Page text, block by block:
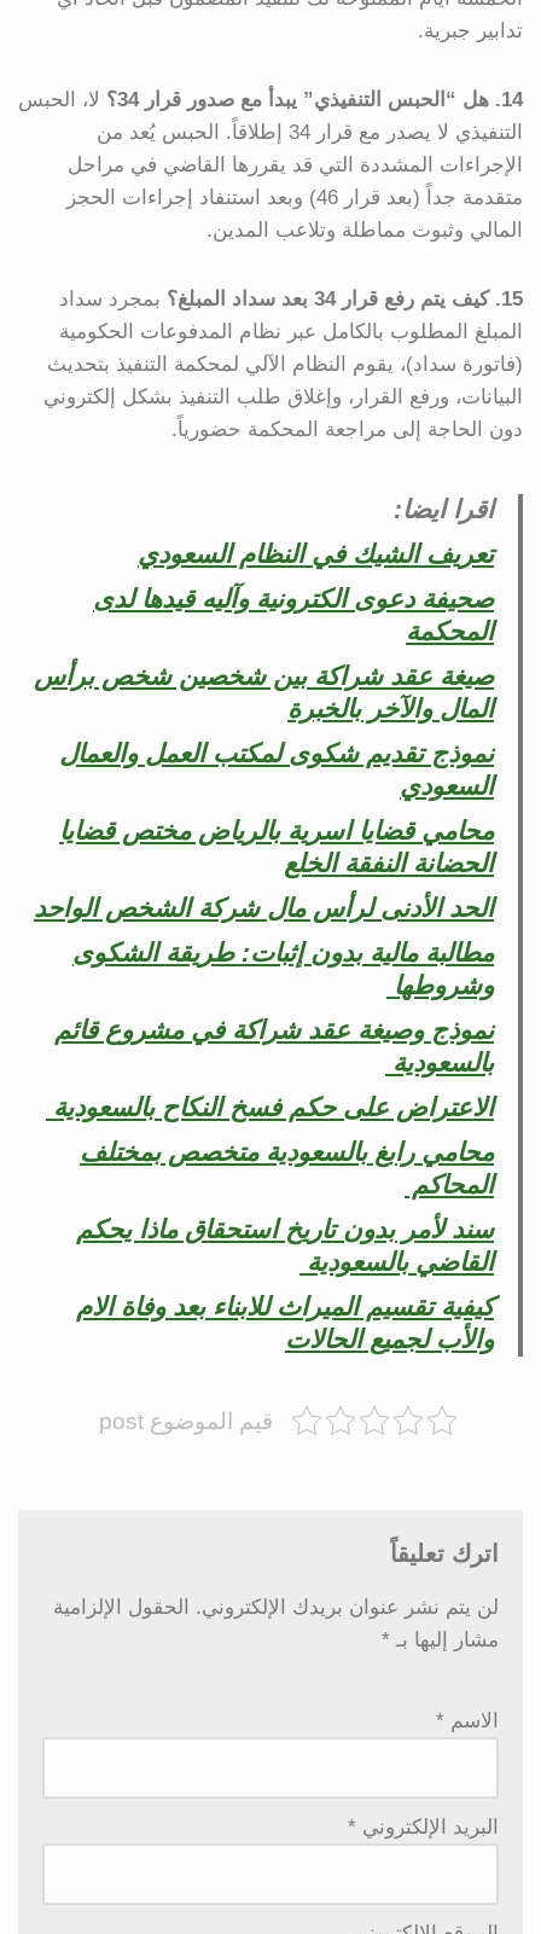
تدابير جبرية.
14. هل “الحبس التنفيذي” يبدأ مع صدور قرار 34؟
لا، الحبس
التنفيذي لا يصدر مع قرار 34 إطلاقاً. الحبس يُعد من
الإجراءات المشددة التي قد يقررها القاضي في مراحل
متقدمة جداً (بعد قرار 46) وبعد استنفاد إجراءات الحجز
المالي وثبوت مماطلة وتلاعب المدين.
15. كيف يتم رفع قرار 34 بعد سداد المبلغ؟
بمجرد سداد
المبلغ المطلوب بالكامل عبر نظام المدفوعات الحكومية
(فاتورة سداد)، يقوم النظام الآلي لمحكمة التنفيذ بتحديث
البيانات، ورفع القرار، وإغلاق طلب التنفيذ بشكل إلكتروني
دون الحاجة إلى مراجعة المحكمة حضورياً.
اقرا ايضا:
تعريف الشيك في النظام السعودي
صحيفة دعوى الكترونية وآليه قيدها لدى
المحكمة
صيغة عقد شراكة بين شخصين شخص برأس
المال والآخر بالخبرة
نموذج تقديم شكوى لمكتب العمل والعمال
السعودي
محامي قضايا اسرية بالرياض مختص قضايا
الحضانة النفقة الخلع
الحد الأدنى لرأس مال شركة الشخص الواحد
مطالبة مالية بدون إثبات: طريقة الشكوى
وشروطها
نموذج وصيغة عقد شراكة في مشروع قائم
بالسعودية
الاعتراض على حكم فسخ النكاح بالسعودية
محامي رابغ بالسعودية متخصص بمختلف
المحاكم
سند لأمر بدون تاريخ استحقاق ماذا يحكم
القاضي بالسعودية
كيفية تقسيم الميراث للابناء بعد وفاة الام
والأب لجميع الحالات
قيم الموضوع post
اترك تعليقاً
لن يتم نشر عنوان بريدك الإلكتروني.
الحقول الإلزامية
مشار إليها بـ *
الاسم *
البريد الإلكتروني *